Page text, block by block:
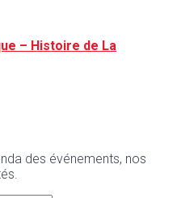
– Histoire de La
des événements, nos